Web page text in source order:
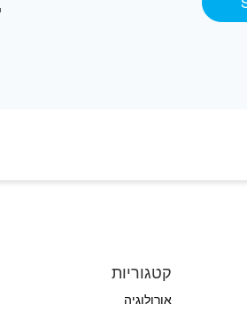
קטגוריות
אורולוגיה